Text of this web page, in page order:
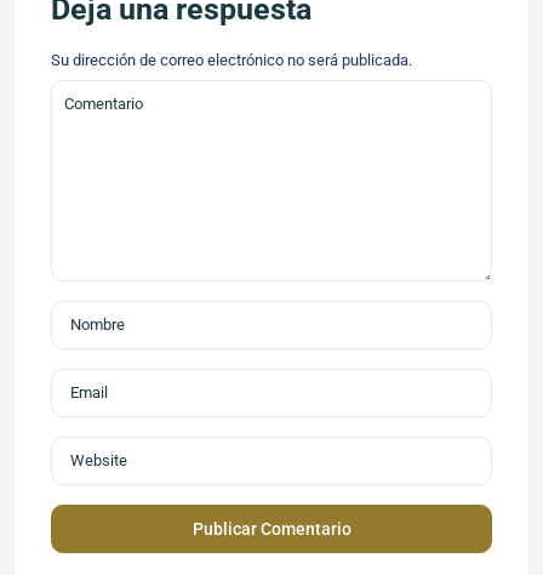
Deja una respuesta
Su dirección de correo electrónico no será publicada.